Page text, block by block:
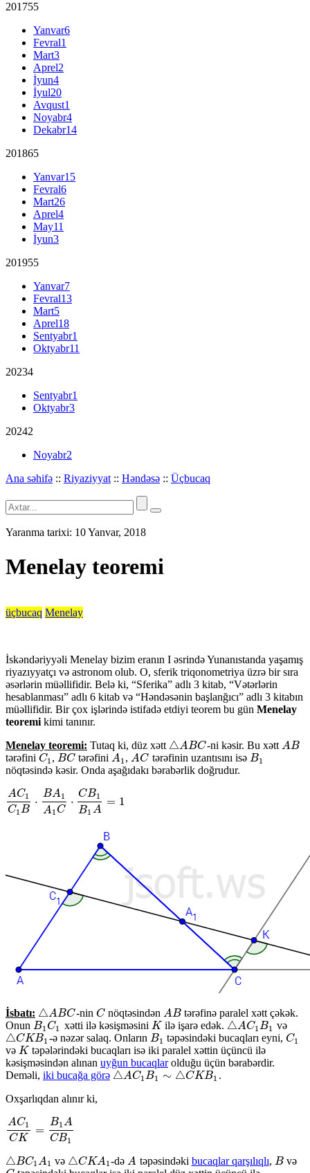
201755
Yanvar6
Fevral1
Mart3
Aprel2
İyun4
İyul20
Avqust1
Noyabr4
Dekabr14
201865
Yanvar15
Fevral6
Mart26
Aprel4
May11
İyun3
201955
Yanvar7
Fevral13
Mart5
Aprel18
Sentyabr1
Oktyabr11
20234
Sentyabr1
Oktyabr3
20242
Noyabr2
Ana səhifə :: Riyaziyyat :: Həndəsə :: Üçbucaq
Yaranma tarixi: 10 Yanvar, 2018
Menelay teoremi
üçbucaq Menelay
İskəndəriyyəli Menelay bizim eranın I əsrində Yunanıstanda yaşamış
riyazıyyatçı və astronom olub. O, sferik triqonometriya üzrə bir sıra
əsərlərin müəllifidir. Belə ki, “Sferika” adlı 3 kitab, “Vətərlərin
hesablanması” adlı 6 kitab və “Həndəsənin başlanğıcı” adlı 3 kitabın
müəllifidir. Bir çox işlərində istifadə etdiyi teorem bu gün Menelay
teoremi kimi tanınır.
Menelay teoremi: Tutaq ki, düz xətt △ABC
△ABC -ni kəsir. Bu xətt AB
AB
tərəfini C1
C1 , BC
BC tərəfini A1
A1 , AC
AC tərəfinin uzantısını isə B1
B1
nöqtəsində kəsir. Onda aşağıdakı bərabərlik doğrudur.
AC1
C1B
⋅
BA1
A1C
⋅
CB1
B1 A
= 1
AC1C 1 B⋅BA 1A1C⋅C B1 B
İsbatı: △ABC
△ABC -nin C
C nöqtəsindən AB
AB tərəfinə paralel xətt çəkək.
Onun B1 C1
B1C1 xətti ilə kəsişməsini K
Kilə işarə edək. △AC1 B1
△AC1B1 və
△CKB1
△CKB1 -ə nəzər salaq. Onların B1
B1 təpəsindəki bucaqları eyni,C1
C1
və K
K təpələrindəki bucaqları isə iki paralel xəttin üçüncü ilə
kəsişməsindən alınan uyğun bucaqlarolduğu üçün bərabərdir.
Deməli, iki bucağa görə △AC1 B1 ∼ △CKB1
△AC1B1∼△ CKB1
.
Oxşarlıqdan alınır ki,
AC1
CK
=
B1 A
CB1
AC1C K= B1AC
△BC1A1
△BC1A1 və △CKA1
△CKA1 -də A
A təpəsindəki bucaqlar qarşılıqlı, B
Bvə